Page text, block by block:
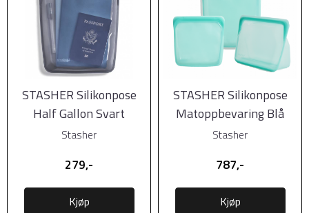
STASHER Silikonpose
Half Gallon Svart
Stasher
279,-
Kjøp
STASHER Silikonpose
Matoppbevaring Blå
3pk
Stasher
787,-
Kjøp